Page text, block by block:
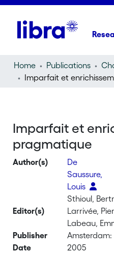
Home Publications
Imparfait et
pragmatique
Author(s)
De
Saussure,
Louis
Sthioul,
Editor(s)
Larrivée,
Labeau,
Publisher
Amsterdam:
Date
2005